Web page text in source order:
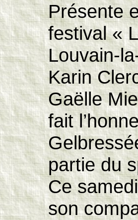
Présente
festival «
Louvain-
Karin
Gaëlle
fait
partie du
Ce
son